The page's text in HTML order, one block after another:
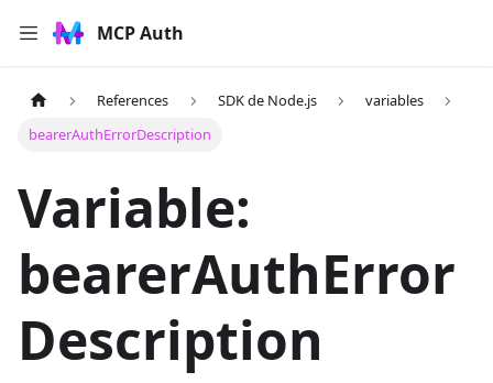
MCP Auth
References SDK de Node.js
variables
bearerAuthErrorDescription
Variable:
bearerAuthError
Description